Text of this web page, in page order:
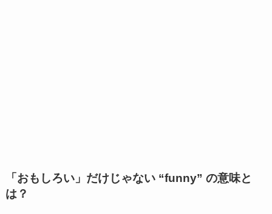
「おもしろい」だけじゃない “funny” の意味と
は？